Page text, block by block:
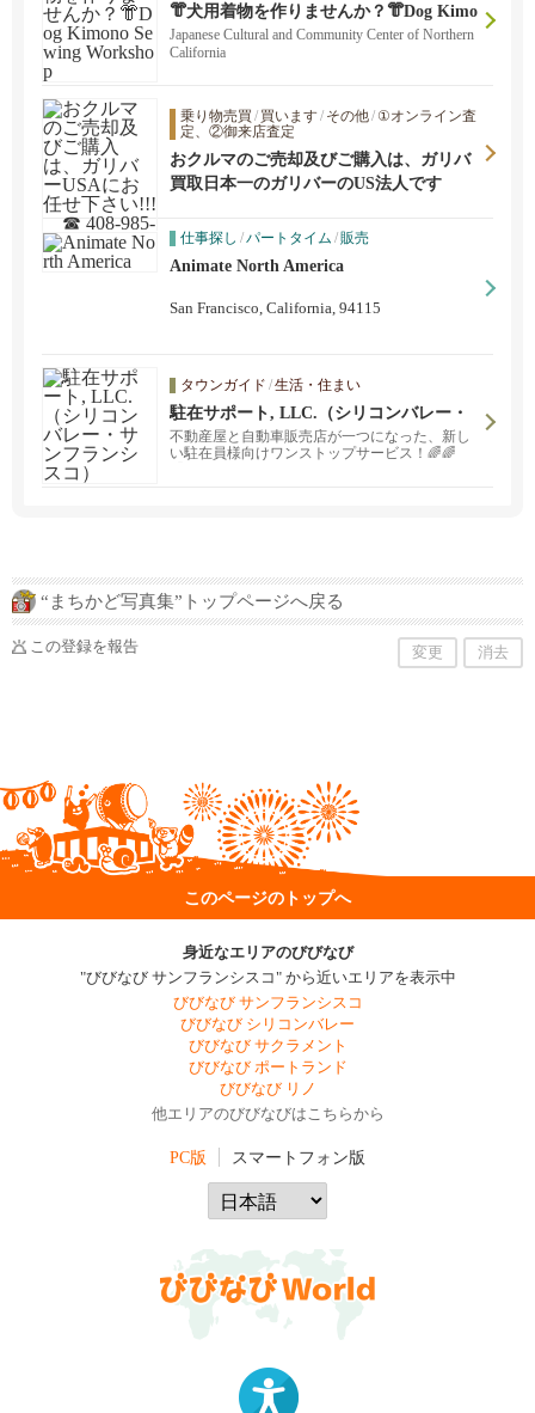
👘犬用着物を作りませんか？👘Dog Kimo
no Sewing Workshop
Japanese Cultural and Community Center of Northern
California
乗り物売買 / 買います/ その他/ ①オンライン査
定、②御来店査定
おクルマのご売却及びご購入は、ガリバ
ーUSAにお任せ下さい!!! ☎ 408-985-13
79
買取日本一のガリバーのUS法人です
仕事探し /パートタイム /販売
Animate North America
San Francisco, California, 94115
タウンガイド /生活・住まい
駐在サポート, LLC.（シリコンバレー・
サンフランシスコ）
不動産屋と自動車販売店が一つになった、新し
い駐在員様向けワンストップサービス！🌈🌈
“まちかど写真集”トップページへ戻る
この登録を報告 変更 消去
このページのトップへ
身近なエリアのびびなび
"びびなび サンフランシスコ" から近いエリアを表示中
びびなび サンフランシスコ
びびなび シリコンバレー
びびなび サクラメント
びびなび ポートランド
びびなび リノ
他エリアのびびなびはこちらから
PC版 スマートフォン版